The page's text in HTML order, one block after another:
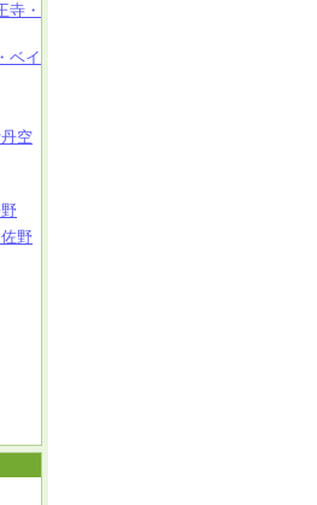
寺・
ベイ
空
野